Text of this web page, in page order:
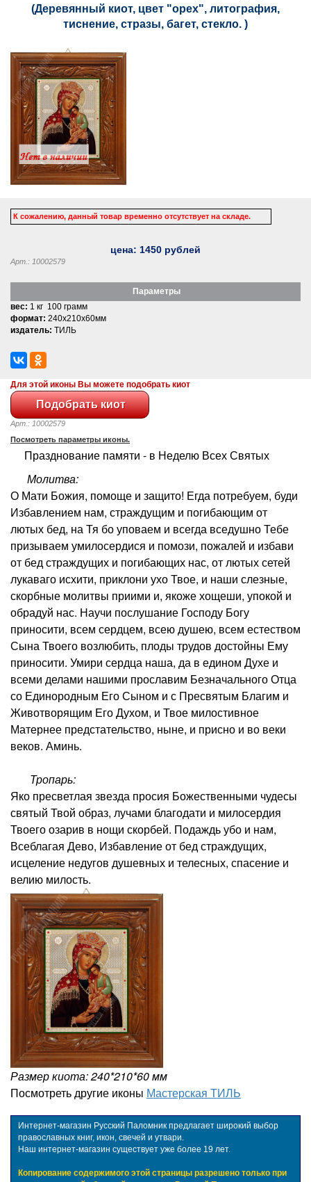
(Деревянный киот, цвет "орех", литография,
тиснение, стразы, багет, стекло. )
К сожалению, данный товар временно отсутствует на складе.
цена: 1450 рублей
Арт.: 10002579
Параметры
вес: 1 кг 100 грамм
формат: 240x210x60мм
издатель: ТИЛЬ
Для этой иконы Вы можете подобрать киот
Арт.: 10002579
Посмотреть параметры иконы.
Празднование памяти - в Неделю Всех Святых
Молитва:
О Мати Божия, помоще и защито! Егда потребуем, буди
Избавлением нам, страждущим и погибающим от
лютых бед, на Тя бо уповаем и всегда вседушно Тебе
призываем умилосердися и помози, пожалей и избави
от бед страждущих и погибающих нас, от лютых сетей
лукаваго исхити, приклони ухо Твое, и наши слезные,
скорбные молитвы приими и, якоже хощеши, упокой и
обрадуй нас. Научи послушание Господу Богу
приносити, всем сердцем, всею душею, всем естеством
Сына Твоего возлюбить, плоды трудов достойны Ему
приносити. Умири сердца наша, да в едином Духе и
всеми делами нашими прославим Безначального Отца
со Единородным Его Сыном и с Пресвятым Благим и
Животворящим Его Духом, и Твое милостивное
Матернее предстательство, ныне, и присно и во веки
веков. Аминь.
Тропарь:
Яко пресветлая звезда просия Божественными чудесы
святый Твой образ, лучами благодати и милосердия
Твоего озарив в нощи скорбей. Подаждь убо и нам,
Всеблагая Дево, Избавление от бед страждущих,
исцеление недугов душевных и телесных, спасение и
велию милость.
Размер киота: 240*210*60 мм
Посмотреть другие иконы Мастерская ТИЛЬ
Интернет-магазин Русский Паломник предлагает широкий выбор
православных книг, икон, свечей и утвари.
Наш интернет-магазин существует уже более 19 лет.
Копирование содержимого этой страницы разрешено только при